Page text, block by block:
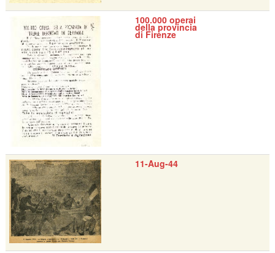
100.000 operai
della provincia
di Firenze
11-Aug-44